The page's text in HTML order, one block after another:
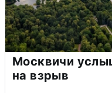
Москвичи
на взрыв